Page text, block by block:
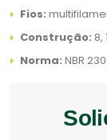
Fios:
Construção: 8,
Norma: NBR